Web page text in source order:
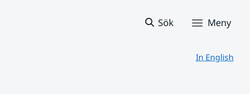
Sök Meny
In English